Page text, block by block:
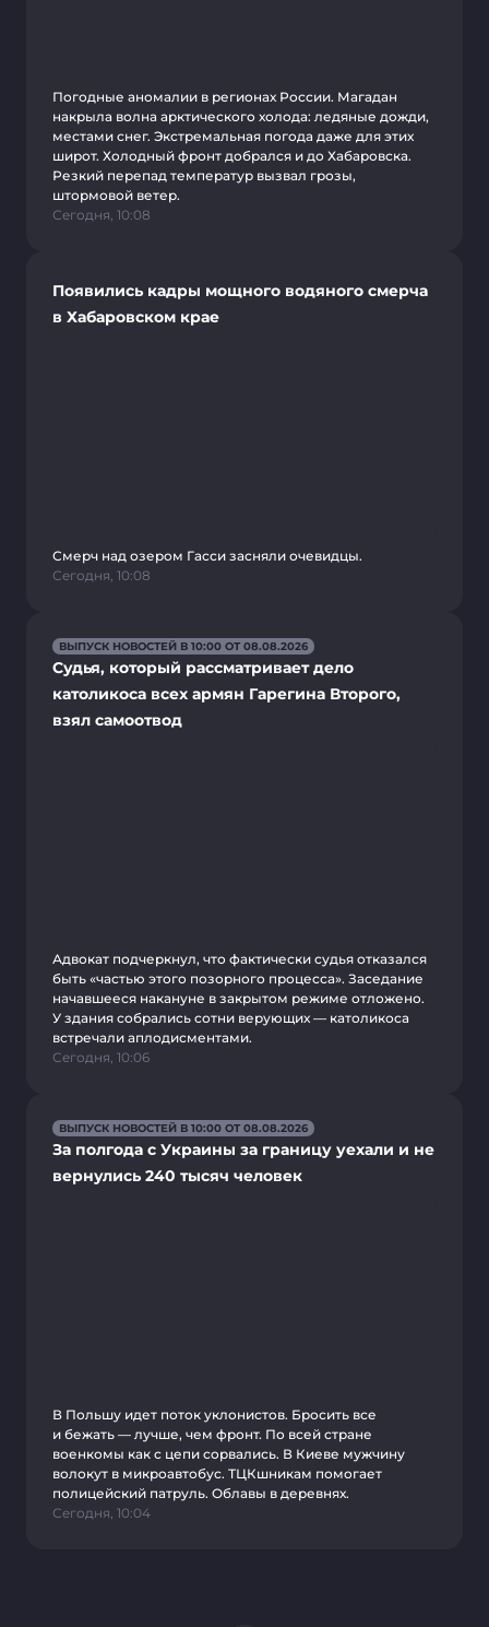
Погодные аномалии в регионах России. Магадан
накрыла волна арктического холода: ледяные дожди,
местами снег. Экстремальная погода даже для этих
широт. Холодный фронт добрался и до Хабаровска.
Резкий перепад температур вызвал грозы,
штормовой ветер.
Сегодня, 10:08
Появились кадры мощного водяного смерча
в Хабаровском крае
Смерч над озером Гасси засняли очевидцы.
Сегодня, 10:08
ВЫПУСК НОВОСТЕЙ В 10:00 ОТ 08.08.2026
Судья, который рассматривает дело
католикоса всех армян Гарегина Второго,
взял самоотвод
Адвокат подчеркнул, что фактически судья отказался
быть «частью этого позорного процесса». Заседание
начавшееся накануне в закрытом режиме отложено.
У здания собрались сотни верующих — католикоса
встречали аплодисментами.
Сегодня, 10:06
ВЫПУСК НОВОСТЕЙ В 10:00 ОТ 08.08.2026
За полгода с Украины за границу уехали и не
вернулись 240 тысяч человек
В Польшу идет поток уклонистов. Бросить все
и бежать — лучше, чем фронт. По всей стране
военкомы как с цепи сорвались. В Киеве мужчину
волокут в микроавтобус. ТЦКшникам помогает
полицейский патруль. Облавы в деревнях.
Сегодня, 10:04